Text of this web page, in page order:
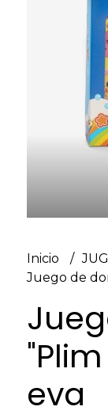
Inicio
Juego de
eva